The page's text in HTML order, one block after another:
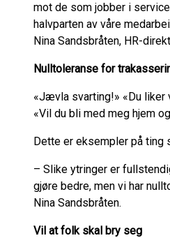
mot de som jobber i
halvparten av våre
Nina Sandsbråten, HR-
Nulltoleranse for
«Jævla svarting!» «Du liker
«Vil du bli med meg hjem
Dette er eksempler på ting
– Slike ytringer er
gjøre bedre, men vi har
Nina Sandsbråten.
Vil at folk skal bry seg